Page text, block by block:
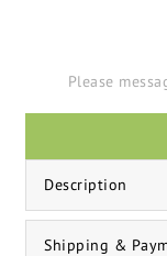
Please
Description
Shipping &